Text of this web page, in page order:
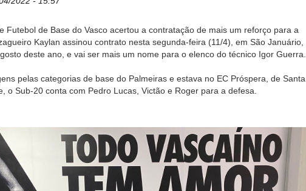
Futebol de Base do Vasco acertou a contratação de mais um reforço para a
Kaylan assinou contrato nesta segunda-feira (11/4), em São Januário,
deste ano, e vai ser mais um nome para o elenco do técnico Igor Guerra.
pelas categorias de base do Palmeiras e estava no EC Próspera, de Santa
o Sub-20 conta com Pedro Lucas, Victão e Roger para a defesa.